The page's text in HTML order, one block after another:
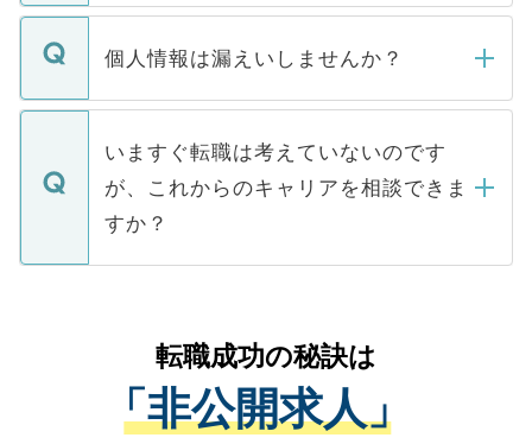
ません。
■応募殺到を避けるため 人気のある医療機
関を公にしてしまうと、応募が殺到する場
に、医療機関が求める条件に合った人材の
みを人材紹介会社に依頼するケースが増え
ています。
転職・入職を強要することは一切ありませ
ん。また、仮に応募先から内定をいただい
定を承諾する必要はありません。内定先へ
の辞退の連絡はキャリアパートナーが行い
個人情報は漏えいしませんか？
個人情報が漏えいすることはありませんの
で、ご安心ください。当サイトからの登録
などで収集したご登録者様の個人情報は、
ご本人のキャリアアップおよび転職活動の
支援を目的に使用いたします。お預かりし
ているすべての個人データはご本人の許可
は、個人情報の取り扱いについての厳密な
管理基準を満たした事業者のみに付与され
る、プライバシーマークを取得済みです。
いますぐ転職は考えていないのです
が、これからのキャリアを相談できま
すか？
かがいして、現在の医療機関の状況や紹介
経験をまじえながら、適切なアドバイスを
させていただきます。すぐにご転職をされ
ない方には、長期的なサポートが可能です
転職成功の秘訣は
「非公開求人」